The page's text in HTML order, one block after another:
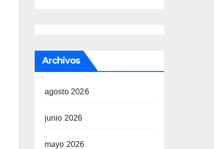
Archivos
agosto 2026
junio 2026
mayo 2026